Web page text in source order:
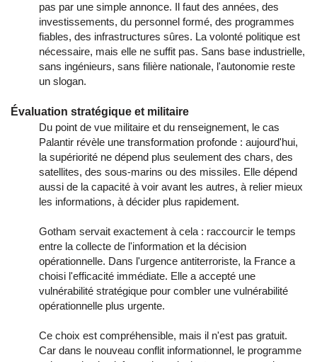
pas par une simple annonce. Il faut des années, des
investissements, du personnel formé, des programmes
fiables, des infrastructures sûres. La volonté politique est
nécessaire, mais elle ne suffit pas. Sans base industrielle,
sans ingénieurs, sans filière nationale, l'autonomie reste
un slogan.
Évaluation stratégique et militaire
Du point de vue militaire et du renseignement, le cas
Palantir révèle une transformation profonde : aujourd'hui,
la supériorité ne dépend plus seulement des chars, des
satellites, des sous-marins ou des missiles. Elle dépend
aussi de la capacité à voir avant les autres, à relier mieux
les informations, à décider plus rapidement.
Gotham servait exactement à cela : raccourcir le temps
entre la collecte de l'information et la décision
opérationnelle. Dans l'urgence antiterroriste, la France a
choisi l'efficacité immédiate. Elle a accepté une
vulnérabilité stratégique pour combler une vulnérabilité
opérationnelle plus urgente.
Ce choix est compréhensible, mais il n'est pas gratuit.
Car dans le nouveau conflit informationnel, le programme